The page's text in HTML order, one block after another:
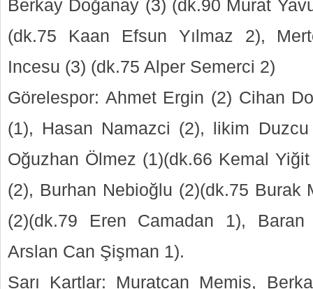
Berkay Doğanay (3) (dk.90 Murat
(dk.75 Kaan Efsun Yılmaz 2),
Incesu (3) (dk.75 Alper Semerci 2)
Görelespor: Ahmet Ergin (2) Cihan
(1), Hasan Namazci (2), likim
Oğuzhan Ölmez (1)(dk.66 Kemal
(2), Burhan Nebioğlu (2)(dk.75 Burak
(2)(dk.79 Eren Camadan 1),
Arslan Can Şişman 1).
Sarı Kartlar: Muratcan Memiş,